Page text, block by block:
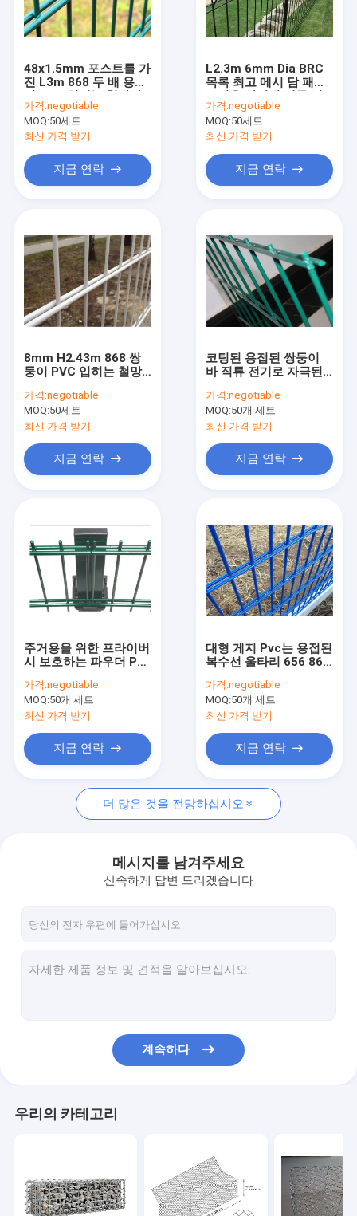
확장된 금속 와이어 메쉬
48x1.5mm 포스트를 가
진 L3m 868 두 배 용접
담
가격:negotiable
MOQ:50세트
최신 가격 받기
지금 연락
L2.3m 6mm Dia BRC
목록 최고 메시 담 패널
기를 통한
가격:negotiable
MOQ:50세트
최신 가격 받기
지금 연락
8mm H2.43m 868 쌍
둥이 PVC 입히는 철망
력
가격:negotiable
MOQ:50세트
최신 가격 받기
지금 연락
코팅된 용접된 쌍둥이
바 직류 전기로 자극된
656 Pvc
가격:negotiable
MOQ:50개 세트
최신 가격 받기
지금 연락
주거용을 위한 프라이버
시 보호하는 파우더 Pvc
스 656 868
가격:negotiable
MOQ:50개 세트
최신 가격 받기
지금 연락
대형 게지 Pvc는 용접된
복수선 울타리 656 868
가격:negotiable
MOQ:50개 세트
최신 가격 받기
지금 연락
더 많은 것을 전망하십시오
메시지를 남겨주세요
신속하게 답변 드리겠습니다
계속하다
우리의 카테고리